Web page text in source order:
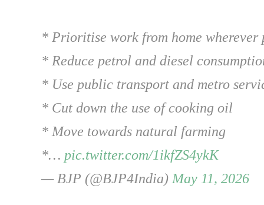
* Prioritise work from home wherever
* Reduce petrol and diesel
* Use public transport and metro
* Cut down the use of cooking oil
* Move towards natural farming
*… pic.twitter.com/1ikfZS4ykK
— BJP (@BJP4India) May 11, 2026